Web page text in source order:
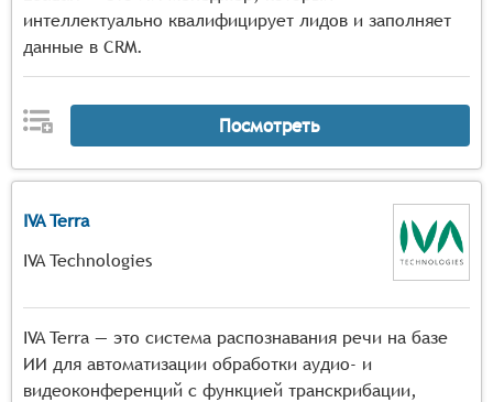
интеллектуально квалифицирует лидов и заполняет
данные в CRM.
Посмотреть
IVA Terra
IVA Technologies
IVA Terra — это система распознавания речи на базе
ИИ для автоматизации обработки аудио- и
видеоконференций с функцией транскрибации,